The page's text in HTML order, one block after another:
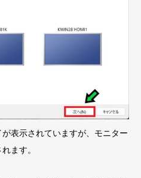
表示されていますが、モニター
ます。